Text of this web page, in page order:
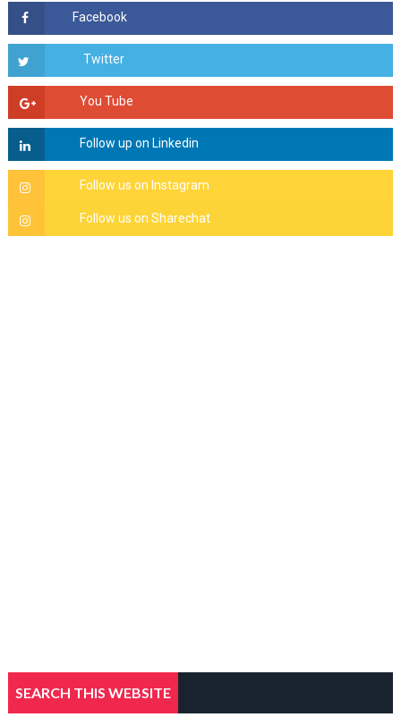
SEARCH THIS WEBSITE